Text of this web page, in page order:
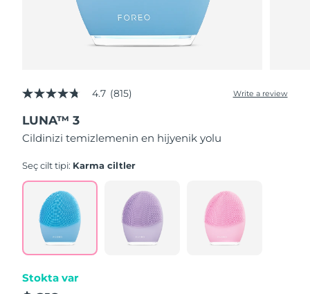
4.7
of
5
stars,
rating
Read
Reviews.
Same
page
link.
4.7 (815) Write a review
LUNA™ 3
Cildinizi temizlemenin en hijyenik yolu
Seç cilt tipi: Karma ciltler
Stokta var